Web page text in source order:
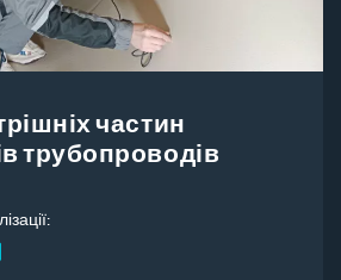
частин
трубопроводів